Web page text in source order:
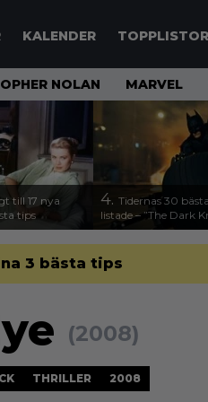
KALENDER TOPPLISTOR
NOLAN MARVEL
till 17 nya
tips
4. Tidernas 30
listade – ”The Dark
3 bästa tips
(2008)
THRILLER 2008